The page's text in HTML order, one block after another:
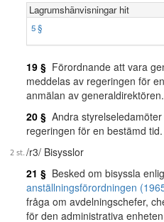
Lagrumshänvisningar hit
5 §
19 § Förordnande att vara
meddelas av regeringen för
anmälan av generaldirektören.
20 § Andra
regeringen för en bestämd tid.
/r3/ Bisysslor
21 § Besked om bisyssla
anställningsförordningen
fråga om avdelningschefer,
för den administrativa